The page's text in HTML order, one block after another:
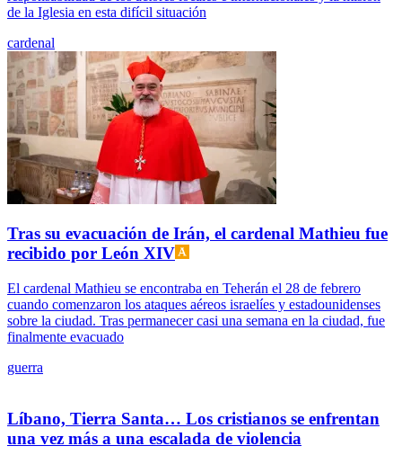
de la Iglesia en esta difícil situación
cardenal
Tras su evacuación de Irán, el cardenal Mathieu fue
recibido por León XIV
El cardenal Mathieu se encontraba en Teherán el 28 de febrero
cuando comenzaron los ataques aéreos israelíes y estadounidenses
sobre la ciudad. Tras permanecer casi una semana en la ciudad, fue
finalmente evacuado
guerra
Líbano, Tierra Santa… Los cristianos se enfrentan
una vez más a una escalada de violencia